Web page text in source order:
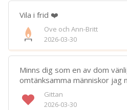
Vila i frid ❤️
Ove och Ann-Britt
2026-03-30
Minns dig som en av dom
omtänksamma människor jag
Gittan
2026-03-30